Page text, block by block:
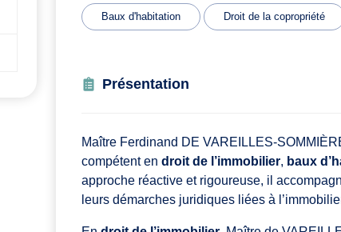
Baux d'habitation Droit de la copropriété
Présentation
Maître Ferdinand DE VAREILLES-
compétent en droit de l’immobilier, baux
approche réactive et rigoureuse, il
leurs démarches juridiques liées à